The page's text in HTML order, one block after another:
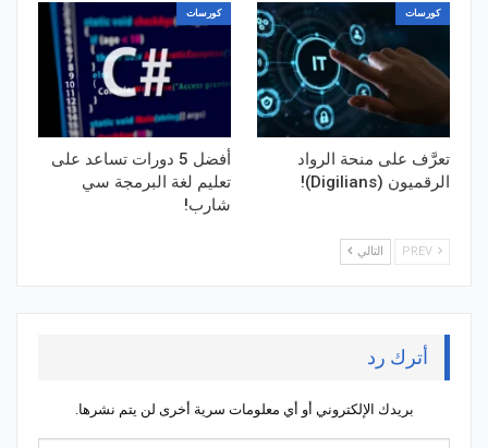
كورسات
تعرَّف على منحة الرواد
الرقميون (Digilians)!
كورسات
أفضل 5 دورات تساعد على
تعليم لغة البرمجة سي
شارب!
التالي
أترك رد
بريدك الإلكتروني أو أي معلومات سرية أخرى لن يتم نشرها.